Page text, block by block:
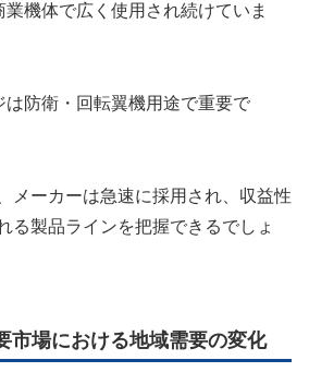
業機体で広く使用され続けていま
は防衛・回転翼機用途で重要で
メーカーは急速に採用され、収益性
る製品ラインを把握できるでしょ
市場における地域需要の変化